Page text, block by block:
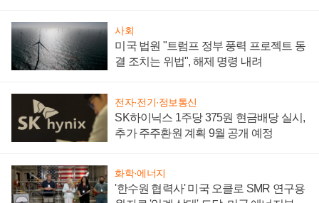
사회
미국 법원 "트럼프 정부 풍력 프로젝트 동
결 조치는 위법", 해제 명령 내려
전자·전기·정보통신
SK하이닉스 1주당 375원 현금배당 실시,
추가 주주환원 계획 9월 공개 예정
화학·에너지
'한수원 협력사' 미국 오클로 SMR 연구용